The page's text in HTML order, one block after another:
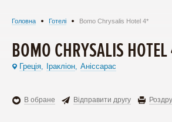
Головна Готелі Bomo Chrysalis Hotel 4*
BOMO CHRYSALIS
Греція, Іракліон, Аніссарас
В обране Відправити другу